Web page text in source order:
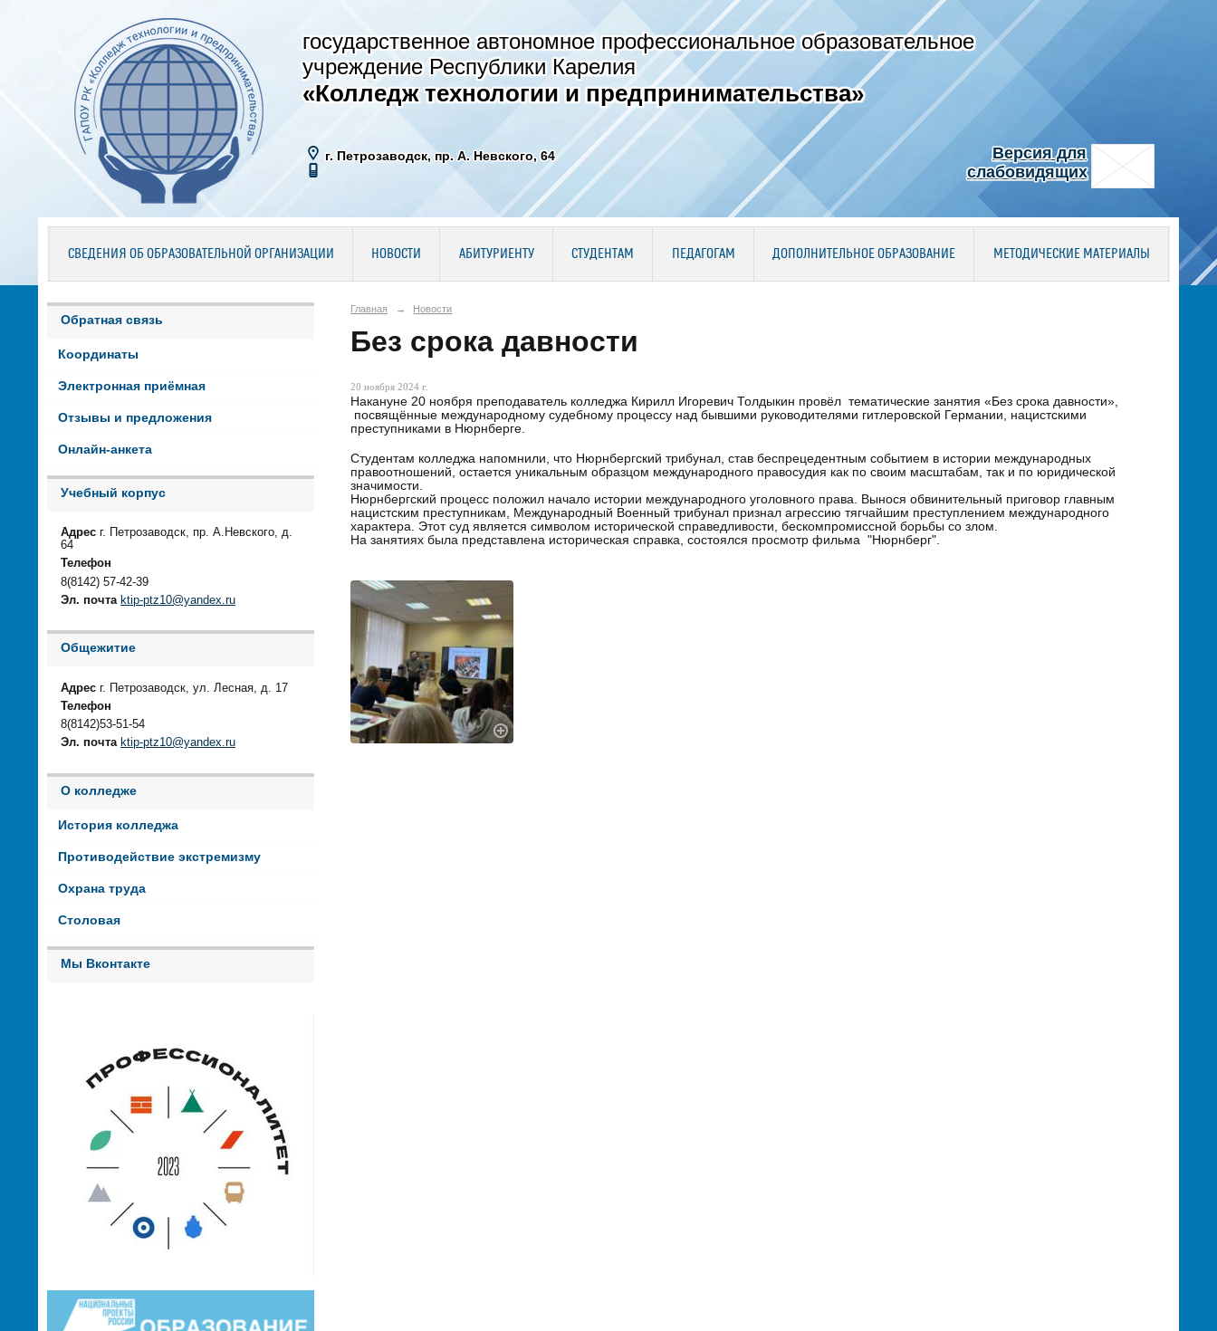
государственное автономное профессиональное образовательное
учреждение Республики Карелия
«Колледж технологии и предпринимательства»
г. Петрозаводск, пр. А. Невского, 64
Версия для
слабовидящих
СВЕДЕНИЯ ОБ ОБРАЗОВАТЕЛЬНОЙ ОРГАНИЗАЦИИ НОВОСТИ АБИТУРИЕНТУ СТУДЕНТАМ ПЕДАГОГАМ ДОПОЛНИТЕЛЬНОЕ ОБРАЗОВАНИЕ МЕТОДИЧЕСКИЕ МАТЕРИАЛЫ
Обратная связь
Координаты
Электронная приёмная
Отзывы и предложения
Онлайн-анкета
Учебный корпус
Адрес г. Петрозаводск, пр. А.Невского, д.
64
Телефон
8(8142) 57-42-39
Эл. почта ktip-ptz10@yandex.ru
Общежитие
Адрес г. Петрозаводск, ул. Лесная, д. 17
Телефон
8(8142)53-51-54
Эл. почта ktip-ptz10@yandex.ru
О колледже
История колледжа
Противодействие экстремизму
Охрана труда
Столовая
Мы Вконтакте
Главная → Новости
Без срока давности
20 ноября 2024 г.
Накануне 20 ноября преподаватель колледжа Кирилл Игоревич Толдыкин провёл тематические занятия «Без срока давности»,
посвящённые международному судебному процессу над бывшими руководителями гитлеровской Германии, нацистскими
преступниками в Нюрнберге.
Студентам колледжа напомнили, что Нюрнбергский трибунал, став беспрецедентным событием в истории международных
правоотношений, остается уникальным образцом международного правосудия как по своим масштабам, так и по юридической
значимости.
Нюрнбергский процесс положил начало истории международного уголовного права. Вынося обвинительный приговор главным
нацистским преступникам, Международный Военный трибунал признал агрессию тягчайшим преступлением международного
характера. Этот суд является символом исторической справедливости, бескомпромиссной борьбы со злом.
На занятиях была представлена историческая справка, состоялся просмотр фильма "Нюрнберг".